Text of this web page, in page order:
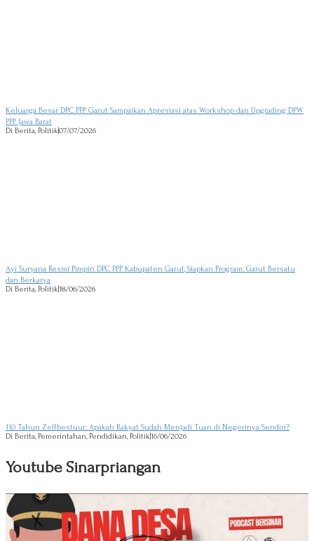
Keluarga Besar DPC PPP Garut Sampaikan Apresiasi atas Workshop dan Upgrading DPW
PPP Jawa Barat
Di Berita, Politik07/07/2026
Ayi Suryana Resmi Pimpin DPC PPP Kabupaten Garut, Siapkan Program: Garut Bersatu
dan Berkarya
Di Berita, Politik18/06/2026
110 Tahun Zelfbestuur: Apakah Rakyat Sudah Menjadi Tuan di Negerinya Sendiri?
Di Berita, Pemerintahan, Pendidikan, Politik16/06/2026
Youtube Sinarpriangan